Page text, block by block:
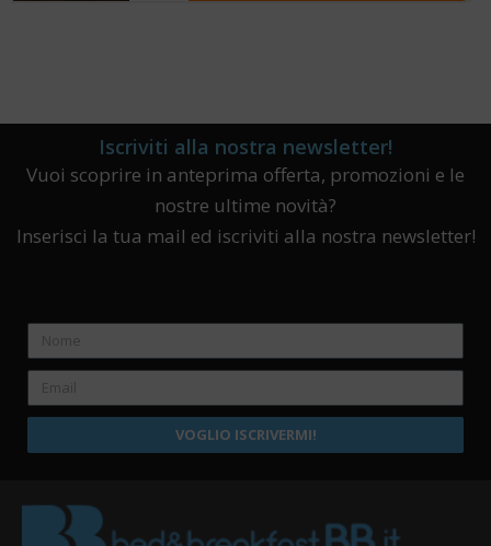
Iscriviti alla nostra newsletter!
Vuoi scoprire in anteprima offerta, promozioni e le
nostre ultime novità?
Inserisci la tua mail ed iscriviti alla nostra newsletter!
VOGLIO ISCRIVERMI!